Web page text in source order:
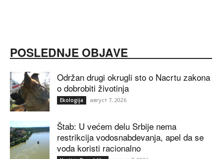
POSLEDNJE OBJAVE
Održan drugi okrugli sto o Nacrtu zakona
o dobrobiti životinja
Ekologija август 7, 2026
Štab: U većem delu Srbije nema
restrikcija vodosnabdevanja, apel da se
voda koristi racionalno